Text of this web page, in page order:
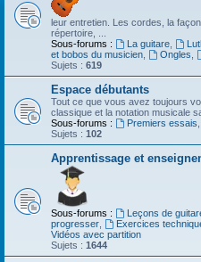
leur entretien. Les cordes, la
répertoire, ...
Sous-forums :
La guitare,
et bobos du musicien
Ongles
Sujets : 619
Espace débutants
Tout ce que vous avez toujours
classique et la notation musicale
Sous-forums :
Premiers essais
Sujets : 102
Apprentissage et
Sous-forums : Leçons de
progresser
Exercices
Vidéos avec partition
Sujets : 1644